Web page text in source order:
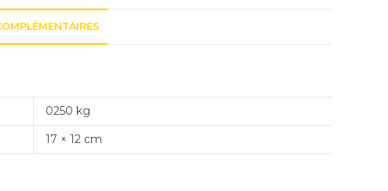
0250 kg
17 × 12 cm